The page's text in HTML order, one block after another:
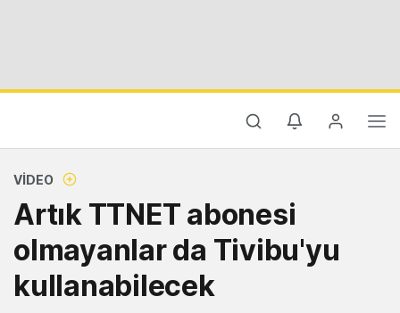
VIDEO
Artık TTNET abonesi
olmayanlar da Tivibu'yu
kullanabilecek